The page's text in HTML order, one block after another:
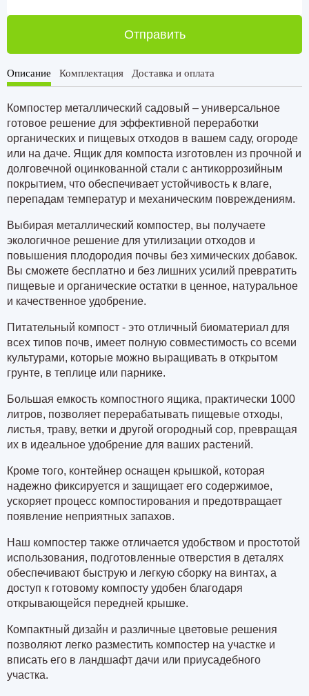
Отправить
Описание Комплектация Доставка и оплата
Компостер металлический садовый – универсальное
готовое решение для эффективной переработки
органических и пищевых отходов в вашем саду, огороде
или на даче. Ящик для компоста изготовлен из прочной и
долговечной оцинкованной стали с антикоррозийным
покрытием, что обеспечивает устойчивость к влаге,
перепадам температур и механическим повреждениям.
Выбирая металлический компостер, вы получаете
экологичное решение для утилизации отходов и
повышения плодородия почвы без химических добавок.
Вы сможете бесплатно и без лишних усилий превратить
пищевые и органические остатки в ценное, натуральное
и качественное удобрение.
Питательный компост - это отличный биоматериал для
всех типов почв, имеет полную совместимость со всеми
культурами, которые можно выращивать в открытом
грунте, в теплице или парнике.
Большая емкость компостного ящика, практически 1000
литров, позволяет перерабатывать пищевые отходы,
листья, траву, ветки и другой огородный сор, превращая
их в идеальное удобрение для ваших растений.
Кроме того, контейнер оснащен крышкой, которая
надежно фиксируется и защищает его содержимое,
ускоряет процесс компостирования и предотвращает
появление неприятных запахов.
Наш компостер также отличается удобством и простотой
использования, подготовленные отверстия в деталях
обеспечивают быструю и легкую сборку на винтах, а
доступ к готовому компосту удобен благодаря
открывающейся передней крышке.
Компактный дизайн и различные цветовые решения
позволяют легко разместить компостер на участке и
вписать его в ландшафт дачи или приусадебного
участка.